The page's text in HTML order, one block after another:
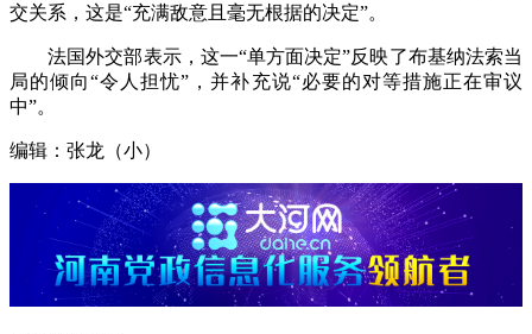
交关系，这是“充满敌意且毫无根据的决定”。
法国外交部表示，这一“单方面决定”反映了布基纳法索当
局的倾向“令人担忧”，并补充说“必要的对等措施正在审议
中”。
编辑：张龙（小）